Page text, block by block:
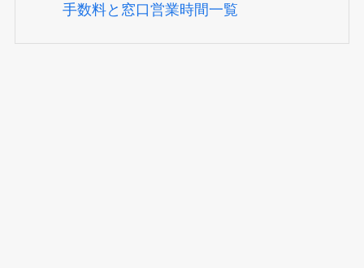
手数料と窓口営業時間一覧